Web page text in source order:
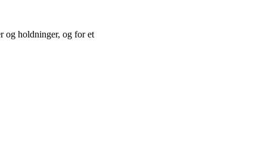
og holdninger, og for et